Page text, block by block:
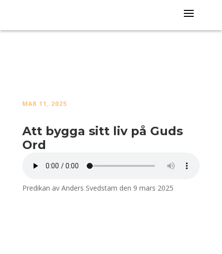
MAR 11, 2025
Att bygga sitt liv på Guds
Ord
Predikan av Anders Svedstam den 9 mars 2025